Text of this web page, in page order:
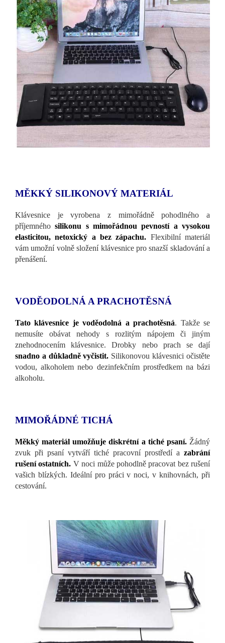
MĚKKÝ SILIKONOVÝ MATERIÁL
Klávesnice je vyrobena z mimořádně pohodlného a
příjemnéhosilikonu s mimořádnou pevností a vysokou
elasticitou, netoxický a bez zápachu. Flexibilní materiál
vám umožní volně složení klávesnice pro snazší skladování a
přenášení.
VODĚODOLNÁ A PRACHOTĚSNÁ
Tato klávesnice je voděodolná a prachotěsná. Takže se
nemusíte obávat nehody s rozlitým nápojem či jiným
znehodnocením klávesnice. Drobky nebo prach se dají
snadno a důkladně vyčistit. Silikonovou klávesnici očistěte
vodou, alkoholem nebo dezinfekčním prostředkem na bázi
alkoholu.
MIMOŘÁDNÉ TICHÁ
Měkký materiál umožňuje diskrétní a tiché psaní.Žádný
zvuk při psaní vytváří tiché pracovní prostředí a zabrání
rušení ostatních. V noci může pohodlně pracovat bez rušení
vašich blízkých. Ideální pro práci v noci, v knihovnách, při
cestování.